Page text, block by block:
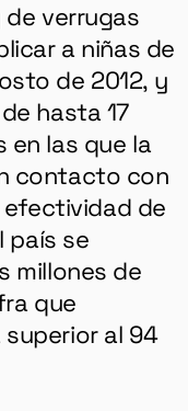
verrugas
a niñas de
de 2012, y
hasta 17
en las que la
contacto con
efectividad de
país se
millones de
que
al 94